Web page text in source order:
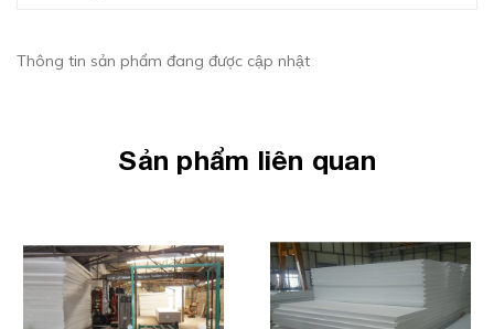
Thông tin sản phẩm đang được cập nhật
Sản phẩm liên quan